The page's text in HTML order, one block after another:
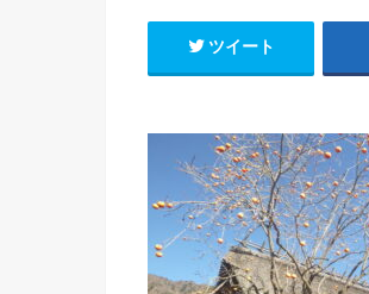
ツイート